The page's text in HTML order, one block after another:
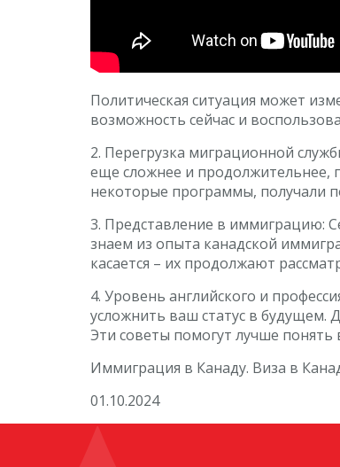
Политическая ситуация может
возможность сейчас и
2. Перегрузка миграционной
еще сложнее и продолжительнее,
некоторые программы, получали
3. Представление в иммиграцию:
знаем из опыта канадской
касается – их продолжают
4. Уровень английского и
усложнить ваш статус в будущем.
Эти советы помогут лучше
Иммиграция в Канаду. Виза в
01.10.2024